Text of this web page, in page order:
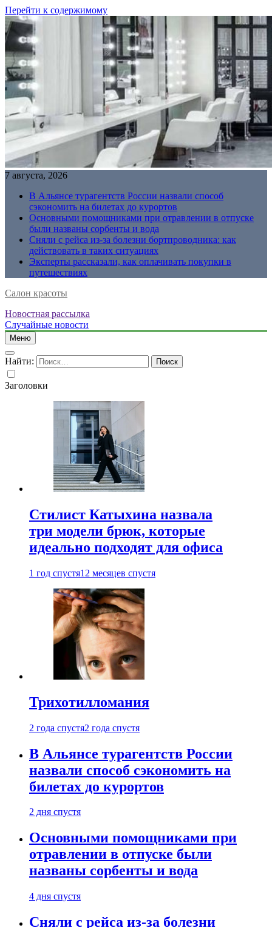
Перейти к содержимому
7 августа, 2026
В Альянсе турагентств России назвали способ
сэкономить на билетах до курортов
Основными помощниками при отравлении в отпуске
были названы сорбенты и вода
Сняли с рейса из-за болезни бортпроводника: как
действовать в таких ситуациях
Эксперты рассказали, как оплачивать покупки в
путешествиях
Салон красоты
Новостная рассылка
Случайные новости
Меню
Найти:
Заголовки
Стилист Катыхина назвала
три модели брюк, которые
идеально подходят для офиса
1 год спустя12 месяцев спустя
Трихотилломания
2 года спустя2 года спустя
В Альянсе турагентств России
назвали способ сэкономить на
билетах до курортов
2 дня спустя
Основными помощниками при
отравлении в отпуске были
названы сорбенты и вода
4 дня спустя
Сняли с рейса из-за болезни